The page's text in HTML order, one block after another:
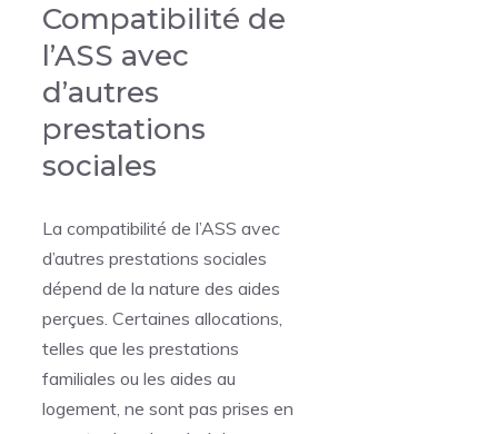
Compatibilité de
l’ASS avec
d’autres
prestations
sociales
La compatibilité de l’ASS avec
d’autres prestations sociales
dépend de la nature des aides
perçues. Certaines allocations,
telles que les prestations
familiales ou les aides au
logement, ne sont pas prises en